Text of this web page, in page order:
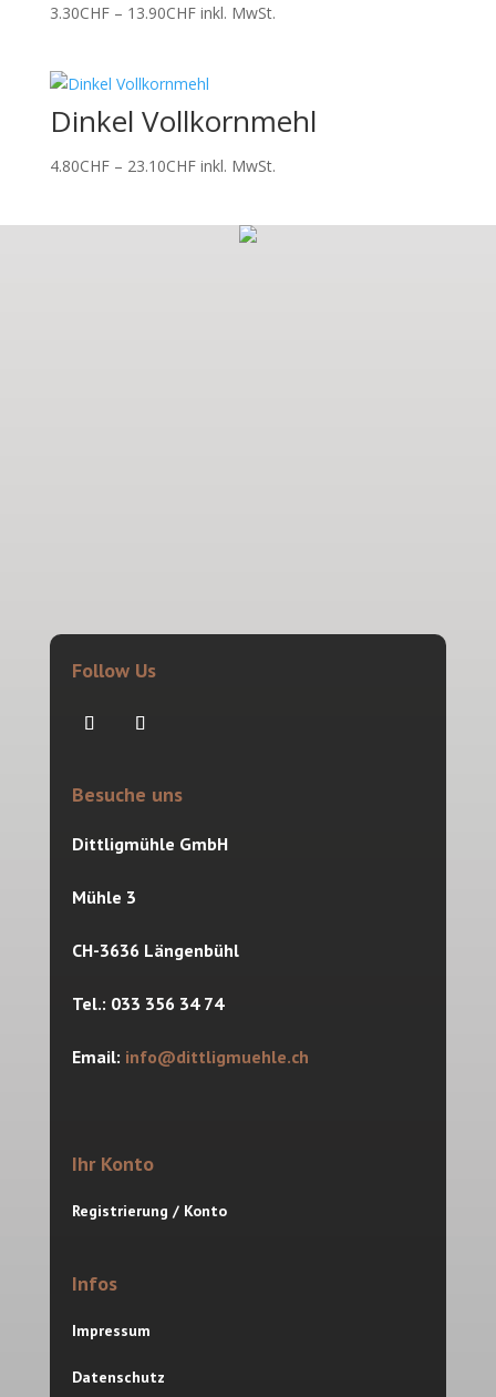
3.30CHF – 13.90CHFPreisspanne:
13.90CHF
inkl. MwSt.
Dinkel Vollkornmehl
4.80CHF – 23.10CHFPreisspanne:
23.10CHF
inkl. MwSt.
Follow Us
Besuche uns
Dittligmühle GmbH
Mühle 3
CH-3636 Längenbühl
Tel.: 033 356 34 74
Email: info@dittligmuehle.ch
Ihr Konto
Registrierung / Konto
Infos
Impressum
Datenschutz